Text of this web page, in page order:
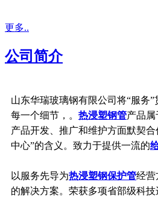
更多..
公司简介
山东华瑞玻璃钢有限公司将“服务
每一个细节，。 热浸塑钢管产品
产品开发、推广和维护方面默契
中心”的含义。致力于提供一流的
以服务先导为热浸塑钢保护管经营
的解决方案。荣获多项省部级科